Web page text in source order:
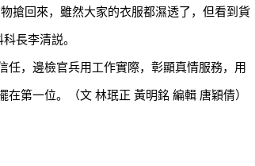
回來，雖然大家的衣服都濕透了，但看到貨
長李清説。
，邊檢官兵用工作實際，彰顯真情服務，用
第一位。（文 林珉正 黃明銘 編輯 唐穎倩）